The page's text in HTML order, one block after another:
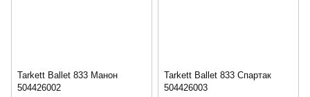
Tarkett Ballet 833 Манон
504426002
Tarkett Ballet 833 Спартак
504426003